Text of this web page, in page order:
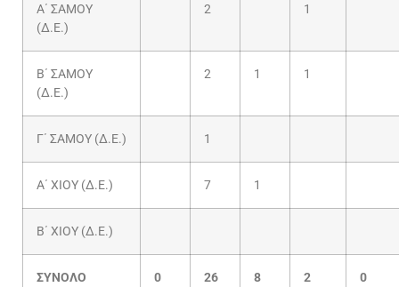
Α΄ ΣΑΜΟΥ
(Δ.Ε.)
2 1
Β΄ ΣΑΜΟΥ
(Δ.Ε.)
2 1 1
Γ΄ ΣΑΜΟΥ (Δ.Ε.) 1
Α΄ ΧΙΟΥ (Δ.Ε.) 7 1
Β΄ ΧΙΟΥ (Δ.Ε.)
ΣΥΝΟΛΟ
0 26 8 2 0